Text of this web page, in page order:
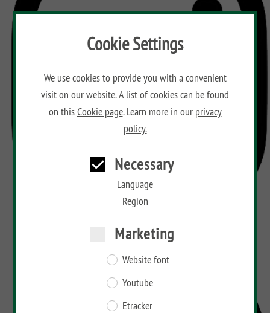
Cookie Settings
We use cookies to provide you with a convenient
visit on our website. A list of cookies can be found
on thisCookie page. Learn more in our privacy
policy.
Necessary
Language
Region
Marketing
Website font
Youtube
Etracker